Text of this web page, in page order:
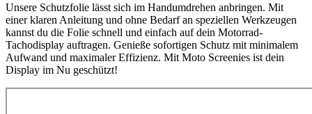
Unsere Schutzfolie lässt sich im Handumdrehen anbringen. Mit
einer klaren Anleitung und ohne Bedarf an speziellen Werkzeugen
kannst du die Folie schnell und einfach auf dein Motorrad-
Tachodisplay auftragen. Genieße sofortigen Schutz mit minimalem
Aufwand und maximaler Effizienz. Mit Moto Screenies ist dein
Display im Nu geschützt!